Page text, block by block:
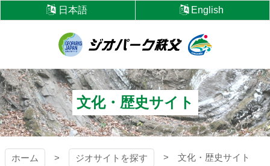
ン
本
文
へ
ス
キ
ッ
プ
日本語 English
ジオパーク秩父
文化・歴史サイト
ホーム ジオサイトを探す 文化・歴史サイト